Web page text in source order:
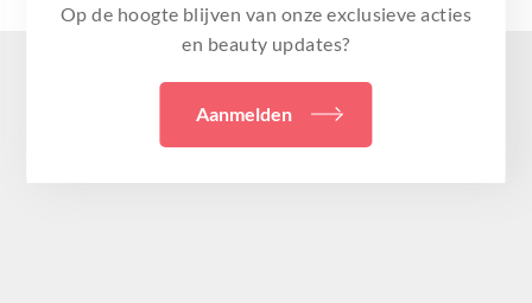
Op de hoogte blijven van onze exclusieve acties
en beauty updates?
Aanmelden